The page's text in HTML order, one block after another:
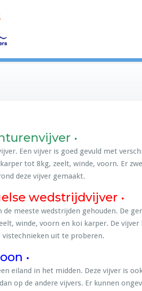
•
Een vijver is goed gevuld met
tot 8kg, zeelt, winde, voorn. Er
deze vijver gemaakt.
wedstrijdvijver •
de meeste wedstrijden gehouden. De
winde, voorn en koi karper. De
vistechnieken uit te proberen.
•
eiland in het midden. Deze vijver is
op de andere vijvers. Er kunnen